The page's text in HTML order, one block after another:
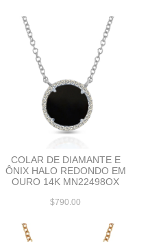
COLAR DE DIAMANTE E
ÔNIX HALO REDONDO EM
OURO 14K MN22498OX
$790.00